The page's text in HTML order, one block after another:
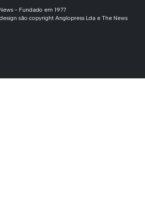
- Fundado em 1977
são copyright Anglopress Lda e The News